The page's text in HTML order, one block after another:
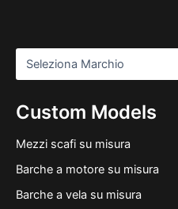
Custom Models
Mezzi scafi su misura
Barche a motore su misura
Barche a vela su misura